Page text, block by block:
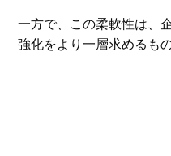
一方で、この柔軟性は、
強化をより一層求めるも